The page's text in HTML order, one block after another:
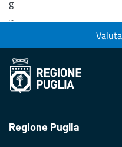
g
...
Regione Puglia